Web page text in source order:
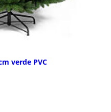
verde PVC